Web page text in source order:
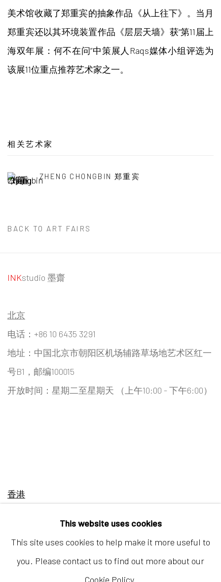
美术馆收藏了郑重宾的抽象作品《从上往下》。当月
郑重宾还以其环境装置作品《层层天墙》获“第11届上
海双年展：何不在问”中策展人Raqs媒体小组评选为
该展11位重点推荐艺术家之一。
相关艺术家
ZHENG CHONGBIN 郑重宾
BACK TO ART FAIRS
INKstudio 墨齋
北京
电话：+86 10 6435 3291
地址：中国北京市朝阳区机场辅路草场地艺术区红一
号B1，邮编100015
开放时间：星期二至星期天 （上午10:00 - 下午6:00）
香港
开放时间：星期二至星期天 （上午11:00 - 下午7:00）
This website uses cookies
This site uses cookies to help make it more useful to
you. Please contact us to find out more about our
Cookie Policy.